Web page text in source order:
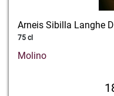
Arneis Sibilla Langhe
75 cl
Molino